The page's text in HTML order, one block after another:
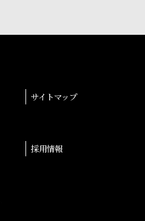
サイトマップ
採用情報